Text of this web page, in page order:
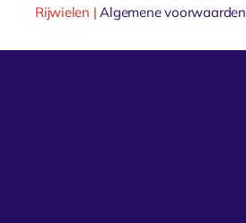
Rijwielen |Algemene voorwaarden